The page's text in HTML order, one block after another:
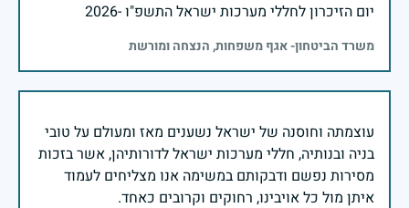
יום הזיכרון לחללי מערכות ישראל התשפ"ו -2026
משרד הביטחון- אגף משפחות, הנצחה ומורשת
עוצמתה וחוסנה של ישראל נשענים מאז ומעולם על טובי
בניה ובנותיה, חללי מערכות ישראל לדורותיהן, אשר בזכות
מסירות נפשם ודבקותם במשימה אנו מצליחים לעמוד